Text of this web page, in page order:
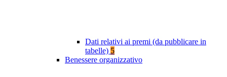
Dati relativi ai premi (da pubblicare in
tabelle) 5
Benessere organizzativo